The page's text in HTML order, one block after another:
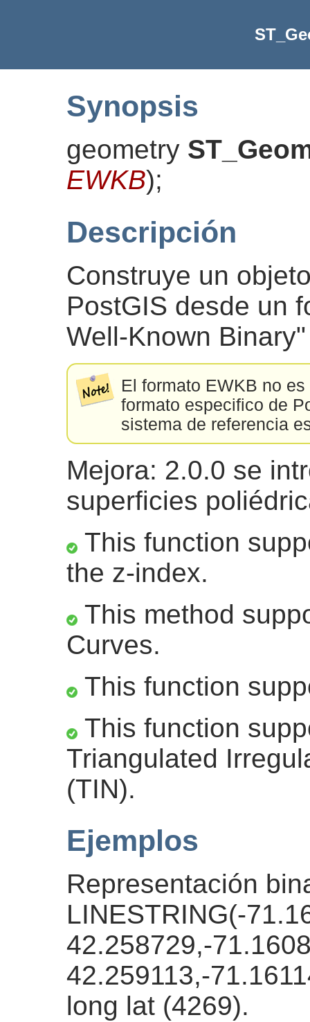
Synopsis
geometry
EWKB);
Descripción
Construye un
PostGIS desde un
Well-Known
El formato EWKB no
formato especifico de
sistema de referencia
Mejora: 2.0.0 se
superficies
This function
the z-index.
This method
Curves.
This function
This function
Triangulated
(TIN).
Ejemplos
Representación
LINESTRING(-
42.258729,-
42.259113,-
long lat (4269).